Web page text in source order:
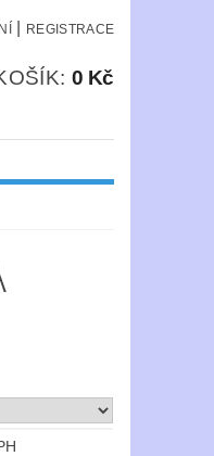
REGISTRACE
0 Kč